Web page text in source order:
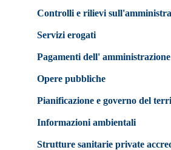
Controlli e rilievi
Servizi erogati
Pagamenti dell' amministrazione
Opere pubbliche
Pianificazione e governo del
Informazioni ambientali
Strutture sanitarie private